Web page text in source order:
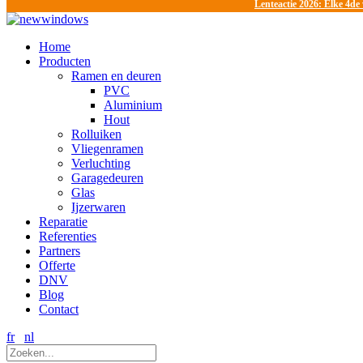
Lenteactie 2026: Elke
Home
Producten
Ramen en deuren
PVC
Aluminium
Hout
Rolluiken
Vliegenramen
Verluchting
Garagedeuren
Glas
Ijzerwaren
Reparatie
Referenties
Partners
Offerte
DNV
Blog
Contact
fr
nl